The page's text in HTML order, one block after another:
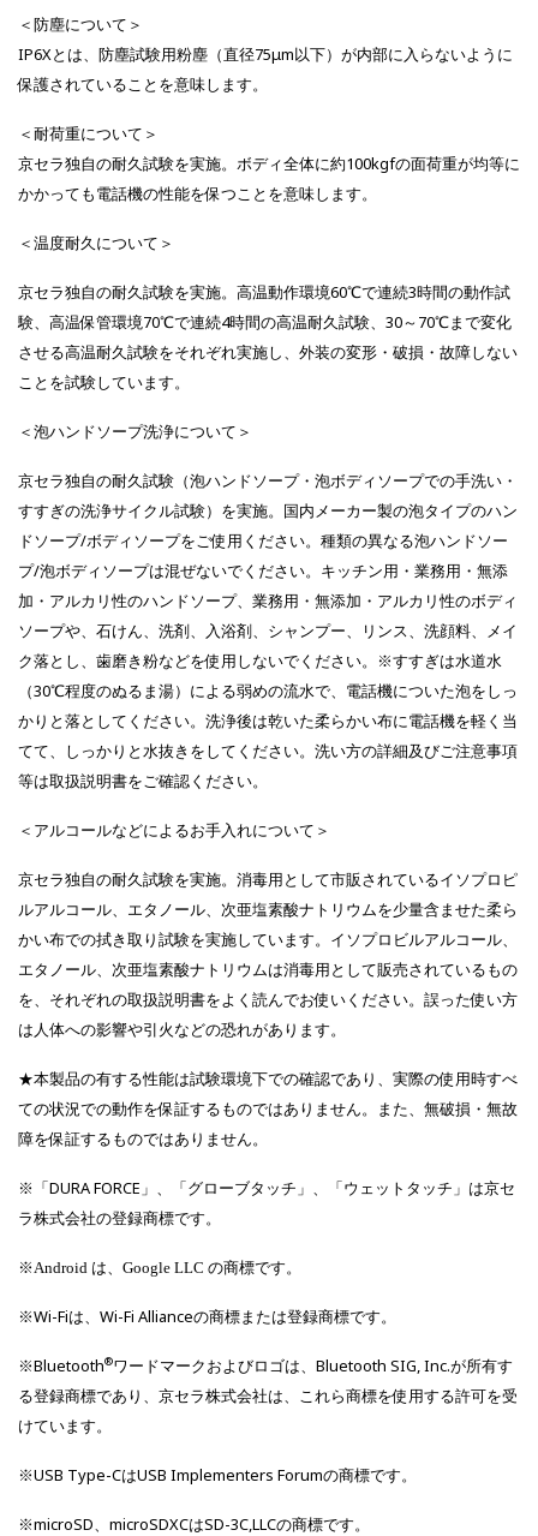
＜防塵について＞
IP6Xとは、防塵試験用粉塵（直径75μm以下）が内部に入らないように
保護されていることを意味します。
＜耐荷重について＞
京セラ独自の耐久試験を実施。ボディ全体に約100kgfの面荷重が均等に
かかっても電話機の性能を保つことを意味します。
＜温度耐久について＞
京セラ独自の耐久試験を実施。高温動作環境60℃で連続3時間の動作試
験、高温保管環境70℃で連続4時間の高温耐久試験、30～70℃まで変化
させる高温耐久試験をそれぞれ実施し、外装の変形・破損・故障しない
ことを試験しています。
＜泡ハンドソープ洗浄について＞
京セラ独自の耐久試験（泡ハンドソープ・泡ボディソープでの手洗い・
すすぎの洗浄サイクル試験）を実施。国内メーカー製の泡タイプのハン
ドソープ/ボディソープをご使用ください。種類の異なる泡ハンドソー
プ/泡ボディソープは混ぜないでください。キッチン用・業務用・無添
加・アルカリ性のハンドソープ、業務用・無添加・アルカリ性のボディ
ソープや、石けん、洗剤、入浴剤、シャンプー、リンス、洗顔料、メイ
ク落とし、歯磨き粉などを使用しないでください。※すすぎは水道水
（30℃程度のぬるま湯）による弱めの流水で、電話機についた泡をしっ
かりと落としてください。洗浄後は乾いた柔らかい布に電話機を軽く当
てて、しっかりと水抜きをしてください。洗い方の詳細及びご注意事項
等は取扱説明書をご確認ください。
＜アルコールなどによるお手入れについて＞
京セラ独自の耐久試験を実施。消毒用として市販されているイソプロピ
ルアルコール、エタノール、次亜塩素酸ナトリウムを少量含ませた柔ら
かい布での拭き取り試験を実施しています。イソプロビルアルコール、
エタノール、次亜塩素酸ナトリウムは消毒用として販売されているもの
を、それぞれの取扱説明書をよく読んでお使いください。誤った使い方
は人体への影響や引火などの恐れがあります。
★本製品の有する性能は試験環境下での確認であり、実際の使用時すべ
ての状況での動作を保証するものではありません。また、無破損・無故
障を保証するものではありません。
※「DURA FORCE」、「グローブタッチ」、「ウェットタッチ」は京セ
ラ株式会社の登録商標です。
※ Android は、 Google LLC の商標です。
※Wi-Fiは、Wi-Fi Allianceの商標または登録商標です。
※Bluetooth®ワードマークおよびロゴは、Bluetooth SIG, Inc.が所有す
る登録商標であり、京セラ株式会社は、これら商標を使用する許可を受
けています。
※USB Type-CはUSB Implementers Forumの商標です。
※microSD、microSDXCはSD-3C,LLCの商標です。